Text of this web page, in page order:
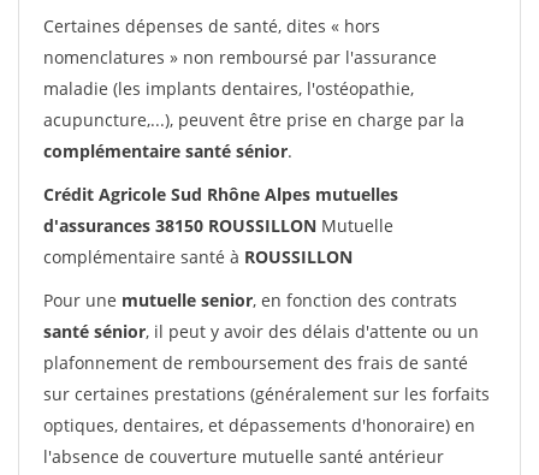
Certaines dépenses de santé, dites « hors
nomenclatures » non remboursé par l'assurance
maladie (les implants dentaires, l'ostéopathie,
acupuncture,...), peuvent être prise en charge par la
complémentaire santé sénior.
Crédit Agricole Sud Rhône Alpes mutuelles
d'assurances 38150 ROUSSILLON Mutuelle
complémentaire santé à ROUSSILLON
Pour une mutuelle senior, en fonction des contrats
santé sénior, il peut y avoir des délais d'attente ou un
plafonnement de remboursement des frais de santé
sur certaines prestations (généralement sur les forfaits
optiques, dentaires, et dépassements d'honoraire) en
l'absence de couverture mutuelle santé antérieur